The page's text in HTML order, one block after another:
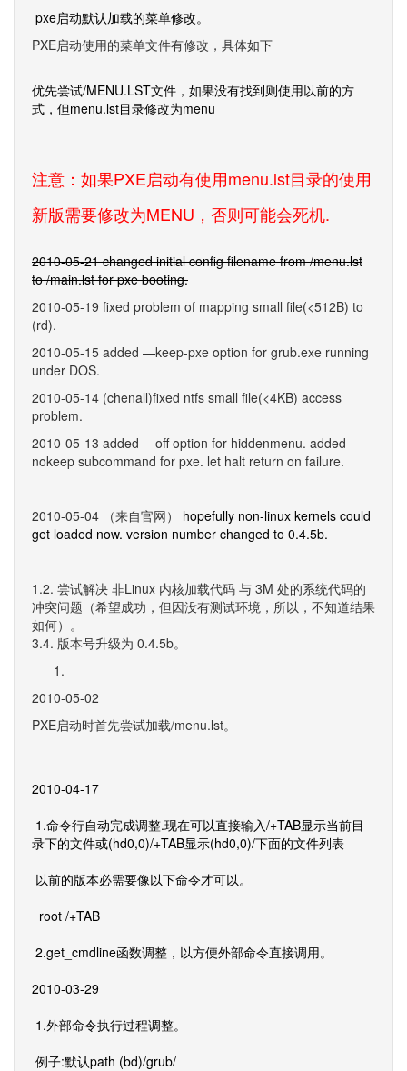
pxe启动默认加载的菜单修改。
PXE启动使用的菜单文件有修改，具体如下
优先尝试/MENU.LST文件，如果没有找到则使用以前的方
式，但menu.lst目录修改为menu
注意：如果PXE启动有使用menu.lst目录的使用
新版需要修改为MENU，否则可能会死机.
2010-05-21 changed initial config filename from /menu.lst
to /main.lst for pxe booting.
2010-05-19 fixed problem of mapping small file(<512B) to
(rd).
2010-05-15 added —keep-pxe option for grub.exe running
under DOS.
2010-05-14 (chenall)fixed ntfs small file(<4KB) access
problem.
2010-05-13 added —off option for hiddenmenu. added
nokeep subcommand for pxe. let halt return on failure.
2010-05-04 （来自官网） hopefully non-linux kernels could
get loaded now. version number changed to 0.4.5b.
1.2. 尝试解决 非Linux 内核加载代码 与 3M 处的系统代码的
冲突问题（希望成功，但因没有测试环境，所以，不知道结果
如何）。
3.4. 版本号升级为 0.4.5b。
2010-05-02
PXE启动时首先尝试加载/menu.lst。
2010-04-17
1.命令行自动完成调整.现在可以直接输入/+TAB显示当前目
录下的文件或(hd0,0)/+TAB显示(hd0,0)/下面的文件列表
以前的版本必需要像以下命令才可以。
root /+TAB
2.get_cmdline函数调整，以方便外部命令直接调用。
2010-03-29
1.外部命令执行过程调整。
例子:默认path (bd)/grub/